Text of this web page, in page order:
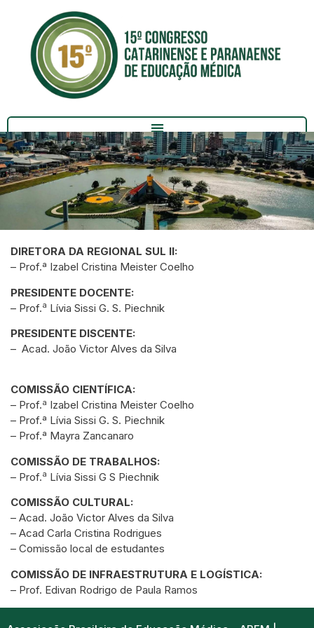
Organização
DIRETORA DA REGIONAL SUL II:
– Prof.ª Izabel Cristina Meister Coelho
PRESIDENTE DOCENTE:
– Prof.a Lívia Sissi G. S. Piechnik
PRESIDENTE DISCENTE:
– Acad. João Victor Alves da Silva
COMISSÃO CIENTÍFICA:
– Prof.a Izabel Cristina Meister Coelho
– Prof.ª Lívia Sissi G. S. Piechnik
– Prof.ª Mayra Zancanaro
COMISSÃO DE TRABALHOS:
– Prof.a Lívia Sissi G S Piechnik
COMISSÃO CULTURAL:
– Acad. João Victor Alves da Silva
– Acad Carla Cristina Rodrigues
– Comissão local de estudantes
COMISSÃO DE INFRAESTRUTURA E LOGÍSTICA:
– Prof. Edivan Rodrigo de Paula Ramos